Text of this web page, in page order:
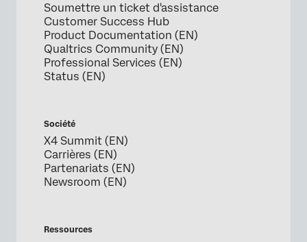
Soumettre un ticket d'assistance
Customer Success Hub
Product Documentation (EN)
Qualtrics Community (EN)
Professional Services (EN)
Status (EN)
Société
X4 Summit (EN)
Carrières (EN)
Partenariats (EN)
Newsroom (EN)
Ressources